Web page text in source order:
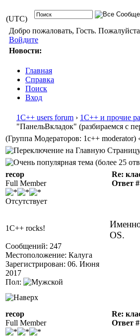
(UTC)
Добро пожаловать, Гость. Пожалуйста
Войдите
Новости:
Главная
Справка
Поиск
Вход
1С++ users forum › 1С++ и прочие
"ПанельВкладок" (разбираемся с
(Группа Модераторов: 1c++ moderator) ‹
recop
Full Member
Отсутствует
1C++ rocks!
Сообщений: 247
Местоположение: Калуга
Зарегистрирован: 06. Июня
2017
Пол:
Re:
Ответ
OS.
recop
Full Member
Re:
Ответ